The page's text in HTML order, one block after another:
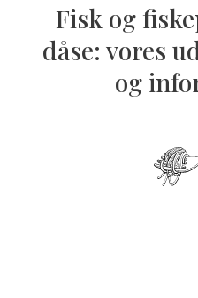
Fisk og
dåse: vores
og